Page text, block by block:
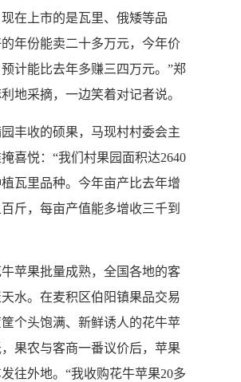
在上市的是瓦里、俄矮等品
年份能卖二十多万元，今年价
计能比去年多赚三四万元。”郑
地采摘，一边笑着对记者说。
收的硕果，马现村村委会主
喜悦：“我们村果园面积达2640
瓦里品种。今年亩产比去年增
斤，每亩产值能多增收三千到
果批量成熟，全国各地的客
水。在麦积区伯阳镇果品交易
个头饱满、新鲜诱人的花牛苹
果农与客商一番议价后，苹果
往外地。“我收购花牛苹果20多